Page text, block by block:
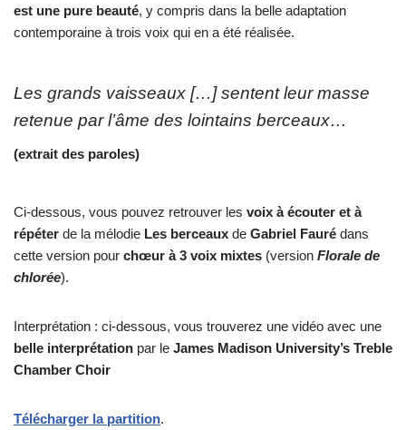
est une pure beauté, y compris dans la belle adaptation
contemporaine à trois voix qui en a été réalisée.
Les grands vaisseaux […] sentent leur masse
retenue par l’âme des lointains berceaux…
(extrait des paroles)
Ci-dessous, vous pouvez retrouver les voix à écouter et à
répéter de la mélodie Les berceaux de Gabriel Fauré dans
cette version pour chœur à 3 voix mixtes (version Florale de
chlorée).
Interprétation : ci-dessous, vous trouverez une vidéo avec une
belle interprétation par le James Madison University’s Treble
Chamber Choir
Télécharger la partition.